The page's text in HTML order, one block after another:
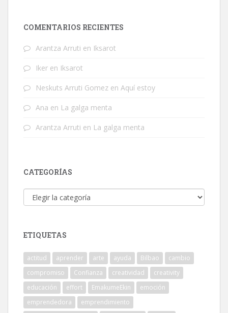
COMENTARIOS RECIENTES
Arantza Arruti en Iksarot
Iker en Iksarot
Neskuts Arruti Gomez en Aquí estoy
Ana en La galga menta
Arantza Arruti en La galga menta
CATEGORÍAS
Categorías
ETIQUETAS
actitud aprender arte ayuda Bilbao
cambio
compromiso
Confianza creatividad
creativity
educación
effort EmakumeEkin
emoción
emprendedora
emprendimiento